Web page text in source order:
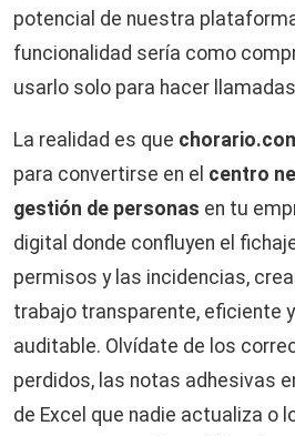
potencial de nuestra
funcionalidad sería como
usarlo solo para hacer
La realidad es que
para convertirse en el centro
gestión de personas en tu
digital donde confluyen el
permisos y las incidencias,
trabajo transparente, eficiente
auditable. Olvídate de los
perdidos, las notas adhesivas
de Excel que nadie actualiza o